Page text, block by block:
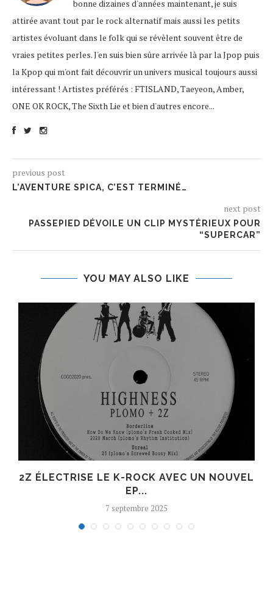
bonne dizaines d'années maintenant, je suis
attirée avant tout par le rock alternatif mais aussi les petits
artistes évoluant dans le folk qui se révèlent souvent être de
vraies petites perles. J'en suis bien sûre arrivée là par la Jpop puis
la Kpop qui m'ont fait découvrir un univers musical toujours aussi
intéressant ! Artistes préférés : FTISLAND, Taeyeon, Amber,
ONE OK ROCK, The Sixth Lie et bien d'autres encore...
previous post
L’AVENTURE SPICA, C’EST TERMINÉ…
next post
PASSEPIED DÉVOILE UN CLIP MYSTÉRIEUX POUR
“SUPERCAR”
YOU MAY ALSO LIKE
2Z ÉLECTRISE LE K-ROCK AVEC UN NOUVEL
EP...
7 septembre 2025